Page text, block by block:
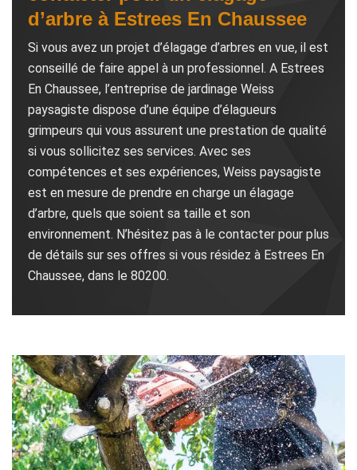
d’arbre à Estrees En Chaussee
Si vous avez un projet d’élagage d’arbres en vue, il est
conseillé de faire appel à un professionnel. A Estrees
En Chaussee, l’entreprise de jardinage Weiss
paysagiste dispose d’une équipe d’élagueurs
grimpeurs qui vous assurent une prestation de qualité
si vous sollicitez ses services. Avec ses
compétences et ses expériences, Weiss paysagiste
est en mesure de prendre en charge un élagage
d’arbre, quels que soient sa taille et son
environnement. N’hésitez pas à le contacter pour plus
de détails sur ses offres si vous résidez à Estrees En
Chaussee, dans le 80200.